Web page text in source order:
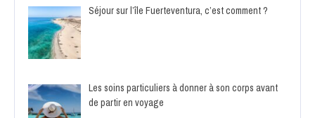
Séjour sur l’île Fuerteventura, c’est comment ?
Les soins particuliers à donner à son corps avant
de partir en voyage